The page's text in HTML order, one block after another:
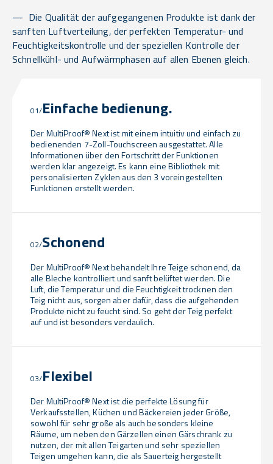
Die Qualität der aufgegangenen Produkte ist dank der
sanften Luftverteilung, der perfekten Temperatur- und
Feuchtigkeitskontrolle und der speziellen Kontrolle der
Schnellkühl- und Aufwärmphasen auf allen Ebenen gleich.
01/Einfache bedienung.
Der MultiProof® Next ist mit einem intuitiv und einfach zu
bedienenden 7-Zoll-Touchscreen ausgestattet. Alle
Informationen über den Fortschritt der Funktionen
werden klar angezeigt. Es kann eine Bibliothek mit
personalisierten Zyklen aus den 3 voreingestellten
Funktionen erstellt werden.
02/Schonend
Der MultiProof® Next behandelt Ihre Teige schonend, da
alle Bleche kontrolliert und sanft belüftet werden. Die
Luft, die Temperatur und die Feuchtigkeit trocknen den
Teig nicht aus, sorgen aber dafür, dass die aufgehenden
Produkte nicht zu feucht sind. So geht der Teig perfekt
auf und ist besonders verdaulich.
03/Flexibel
Der MultiProof® Next ist die perfekte Lösung für
Verkaufsstellen, Küchen und Bäckereien jeder Größe,
sowohl für sehr große als auch besonders kleine
Räume, um neben den Gärzellen einen Gärschrank zu
nutzen, der mit allen Teigarten und sehr speziellen
Teigen umgehen kann, die als Sauerteig hergestellt